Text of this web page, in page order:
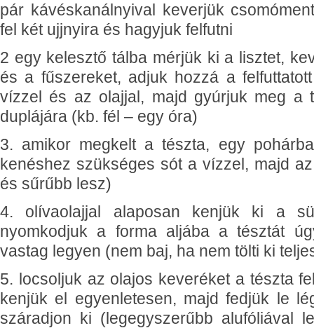
pár kávéskanálnyival keverjük
fel két ujjnyira és hagyjuk felfutni
2 egy kelesztő tálba mérjük ki a lisztet,
és a fűszereket, adjuk hozzá a
vízzel és az olajjal, majd gyúrjuk meg a
duplájára (kb. fél – egy óra)
3. amikor megkelt a tészta, egy
kenéshez szükséges sót a vízzel, majd
és sűrűbb lesz)
4. olívaolajjal alaposan kenjük ki a
nyomkodjuk a forma aljába a tésztát
vastag legyen (nem baj, ha nem tölti ki
5. locsoljuk az olajos keveréket a tészta
kenjük el egyenletesen, majd fedjük le
száradjon ki (legegyszerűbb alufóliával